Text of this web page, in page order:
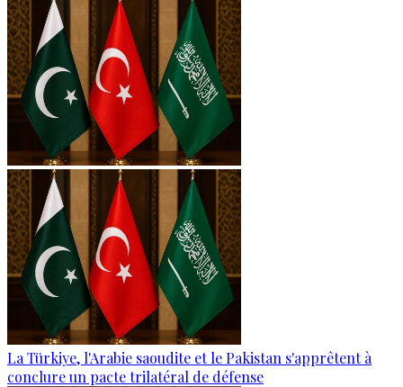
La Türkiye, l'Arabie saoudite et le Pakistan s'apprêtent à
conclure un pacte trilatéral de défense